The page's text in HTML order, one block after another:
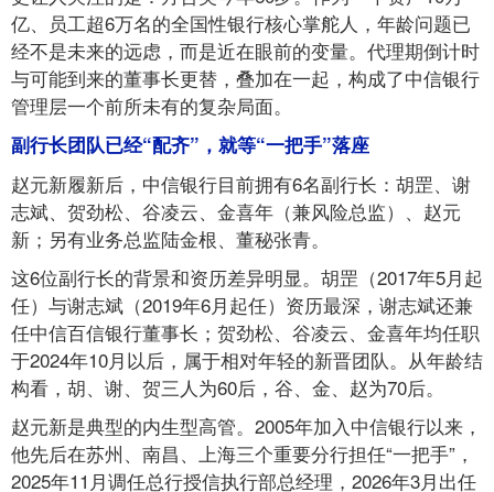
亿、员工超6万名的全国性银行核心掌舵人，年龄问题已
经不是未来的远虑，而是近在眼前的变量。代理期倒计时
与可能到来的董事长更替，叠加在一起，构成了中信银行
管理层一个前所未有的复杂局面。
副行长团队已经“配齐”，就等“一把手”落座
赵元新履新后，中信银行目前拥有6名副行长：胡罡、谢
志斌、贺劲松、谷凌云、金喜年（兼风险总监）、赵元
新；另有业务总监陆金根、董秘张青。
这6位副行长的背景和资历差异明显。胡罡（2017年5月起
任）与谢志斌（2019年6月起任）资历最深，谢志斌还兼
任中信百信银行董事长；贺劲松、谷凌云、金喜年均任职
于2024年10月以后，属于相对年轻的新晋团队。从年龄结
构看，胡、谢、贺三人为60后，谷、金、赵为70后。
赵元新是典型的内生型高管。2005年加入中信银行以来，
他先后在苏州、南昌、上海三个重要分行担任“一把手”，
2025年11月调任总行授信执行部总经理，2026年3月出任